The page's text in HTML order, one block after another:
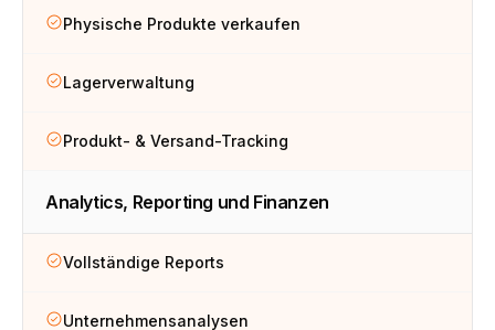
Physische Produkte verkaufen
Lagerverwaltung
Produkt- & Versand-Tracking
Analytics, Reporting und Finanzen
Vollständige Reports
Unternehmensanalysen